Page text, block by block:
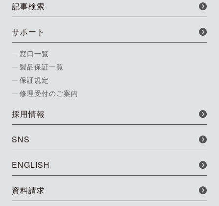
記事検索
サポート
窓口一覧
製品保証一覧
保証規定
修理受付のご案内
採用情報
SNS
ENGLISH
資料請求